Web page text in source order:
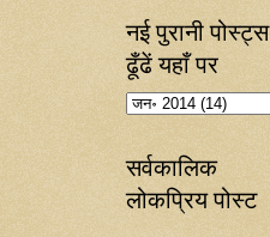
नई पुरानी पोस्ट्स
ढूँढें यहाँ पर
सर्वकालिक
लोकप्रिय पोस्ट